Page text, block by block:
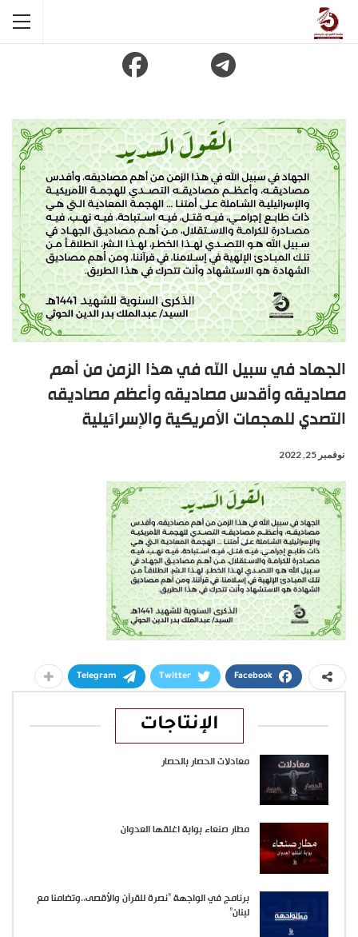
الجهاد في سبيل الله في هذا الزمن من أهم
مصاديقه وأقدس مصاديقه وأعظم مصاديقه
التصدي للهجمات الأمريكية والإسرائيلية
نوفمبر 25, 2022
Facebook
Twitter
Telegram
الإنتاجات
معادلات الحصار بالحصار
مطار صنعاء بوابة اغلقها العدوان
برنامج في الواجهة “نصرة للقرآن والأقصى..وتضامنا مع
لبنان”